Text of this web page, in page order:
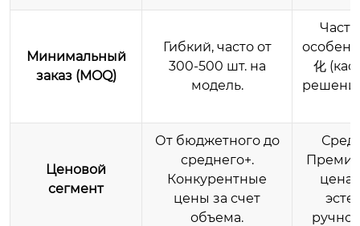
Минимальный
заказ (MOQ)
Гибкий, часто от
300-500 шт. на
модель.
化
Ценовой
сегмент
От бюджетного до
среднего+.
Конкурентные
цены за счет
объема.
цена